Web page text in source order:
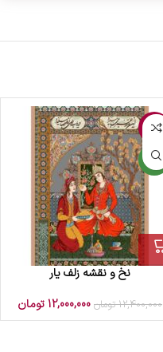
-3%
جدید
نخ و نقشه زلف یار
12,400,000 تومان 12,000,000تومان